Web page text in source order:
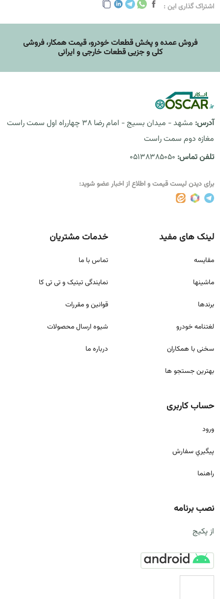
اشتراک گذاری این :
فروش عمده و پخش قطعات خودرو، قيمت همکار، فروشی
کلی و جزیی قطعات خارجی و ایرانی
آدرس:
مشهد - میدان بسیج - امام رضا 38 چهارراه اول سمت راست
مغازه دوم سمت راست
تلفن تماس: 05138385050
برای دیدن لیست قیمت و اطلاع از اخبار عضو شوید:
لینک های مفید
مقايسه
ماشینها
برندها
لغتنامه خودرو
سخنی با همکاران
بهترین جستجو ها
خدمات مشتریان
تماس با ما
نمایندگی تیتیک و تی تی کا
قوانين و مقررات
شيوه ارسال محصولات
درباره ما
حساب کاربری
ورود
پيگيري سفارش
راهنما
نصب برنامه
از پکیج